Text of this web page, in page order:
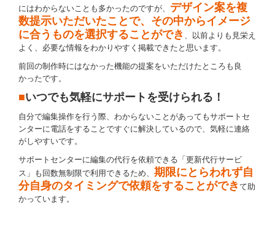
にはわからないことも多かったのですが、 デザイン案を複
数提示いただいたことで、その中からイメージ
に合うものを選択することができ
、以前よりも見栄え
よく、必要な情報をわかりやすく掲載できたと思います。
前回の制作時にはなかった機能の提案をいただけたところも良
かったです。
■いつでも気軽にサポートを受けられる！
自分で編集操作を行う際、わからないことがあってもサポートセ
ンターに電話をすることですぐに解決しているので、気軽に連絡
がしやすいです。
サポートセンターに編集の代行を依頼できる「更新代行サービ
ス」も回数無制限で利用できるため、 期限にとらわれず自
分自身のタイミングで依頼をすることができ て助
かっています。